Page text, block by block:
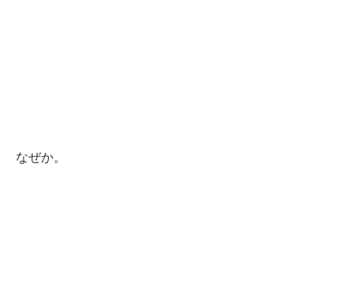
なぜか。